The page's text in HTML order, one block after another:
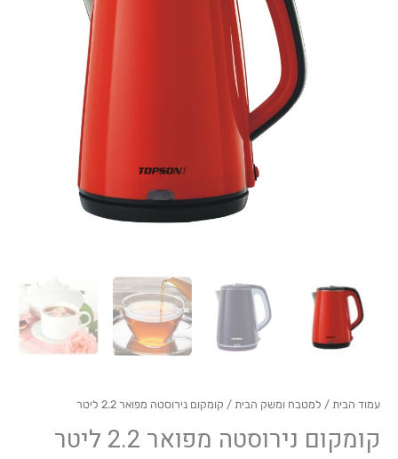
עמוד הבית / למטבח ומשק הבית / קומקום נירוסטה מפואר 2.2 ליטר
קומקום נירוסטה מפואר 2.2 ליטר